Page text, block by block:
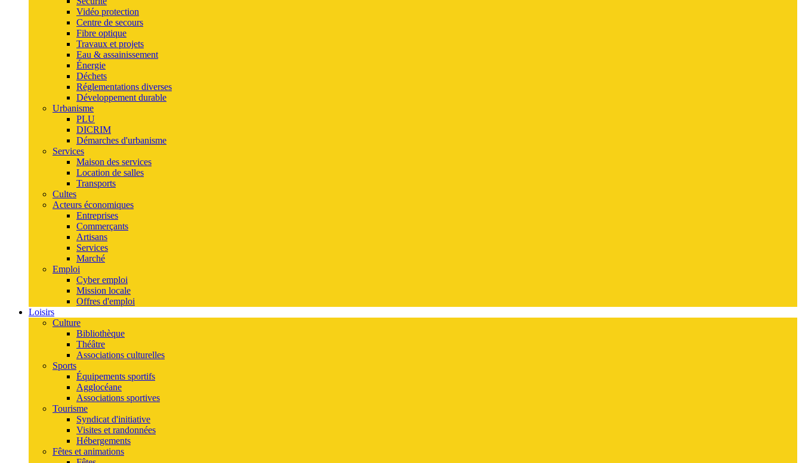
Vidéo protection
Centre de secours
Fibre optique
Travaux et projets
Eau & assainissement
Énergie
Déchets
Réglementations diverses
Développement durable
Urbanisme
PLU
DICRIM
Démarches d'urbanisme
Services
Maison des services
Location de salles
Transports
Cultes
Acteurs économiques
Entreprises
Commerçants
Artisans
Services
Marché
Emploi
Cyber emploi
Mission locale
Offres d'emploi
Loisirs
Culture
Bibliothèque
Théâtre
Associations culturelles
Sports
Équipements sportifs
Agglocéane
Associations sportives
Tourisme
Syndicat d'initiative
Visites et randonnées
Hébergements
Fêtes et animations